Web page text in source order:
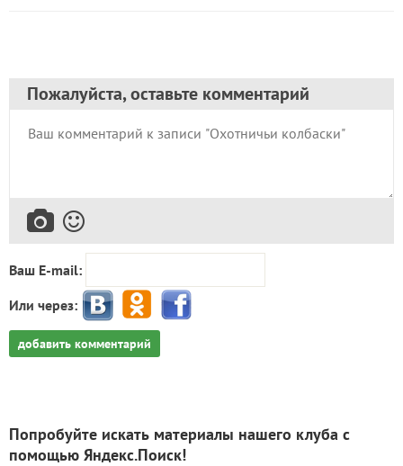
Пожалуйста, оставьте комментарий
Ваш E-mail:
Или через:
добавить комментарий
Попробуйте искать материалы нашего клуба с
помощью Яндекс.Поиск!